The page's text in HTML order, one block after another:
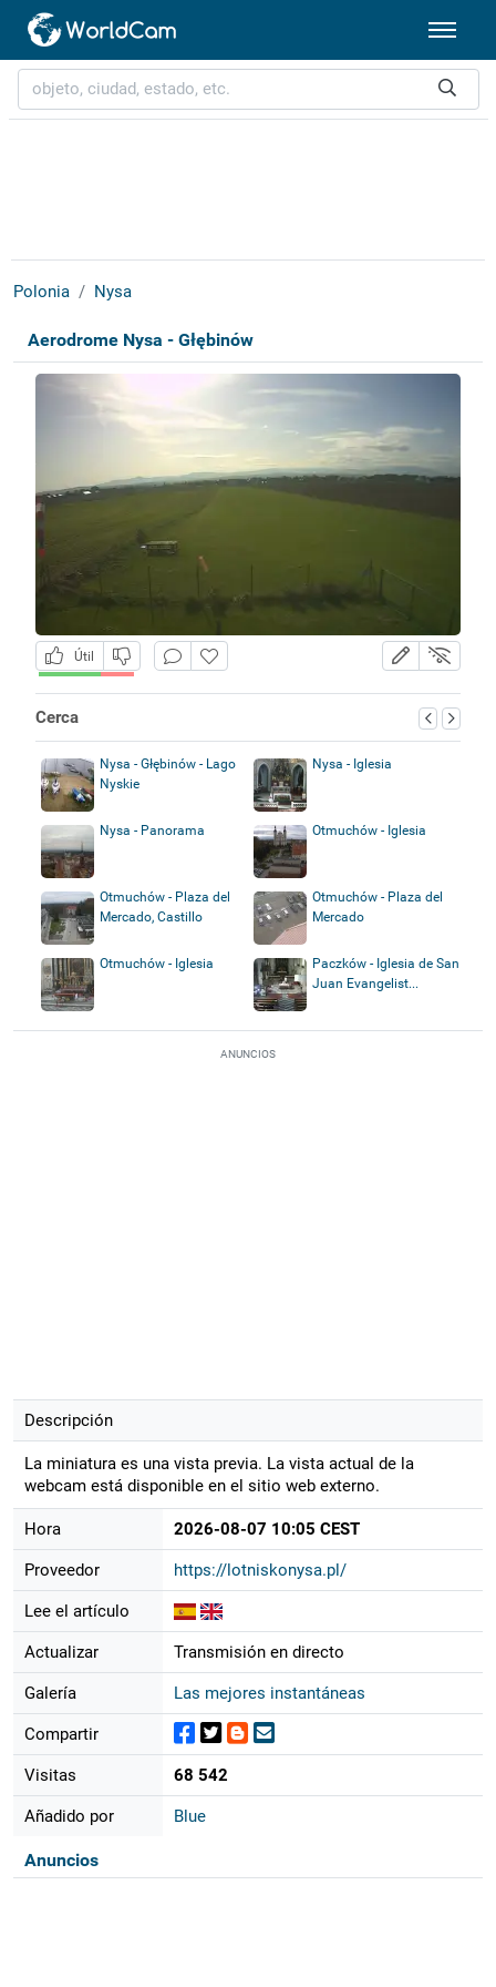
Polonia Nysa
Aerodrome Nysa - Głębinów
Útil
Cerca
Nysa - Głębinów - Lago
Nyskie
Nysa - Iglesia
Nysa - Panorama Otmuchów - Iglesia
Otmuchów - Plaza del
Mercado, Castillo
Otmuchów - Plaza del
Mercado
Otmuchów - Iglesia
Paczków - Iglesia de San
Juan Evangelist...
ANUNCIOS
Descripción
La miniatura es una vista previa. La vista actual de la
webcam está disponible en el sitio web externo.
Hora 2026-08-07 10:05 CEST
Proveedor https://lotniskonysa.pl/
Lee el artículo
Actualizar Transmisión en directo
Galería Las mejores instantáneas
Compartir
Visitas 68 542
Añadido por Blue
Anuncios